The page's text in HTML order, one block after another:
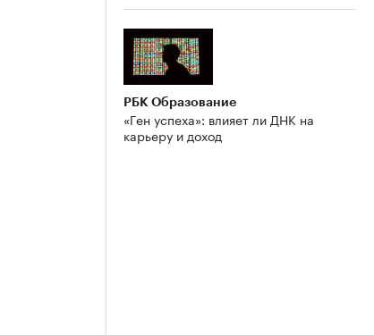
РБК Образование
«Ген успеха»: влияет ли ДНК на
карьеру и доход